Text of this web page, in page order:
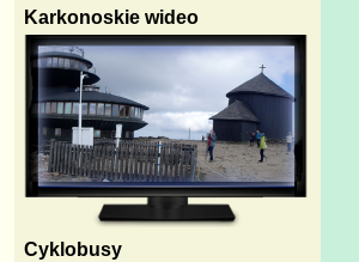
Karkonoskie wideo
Cyklobusy